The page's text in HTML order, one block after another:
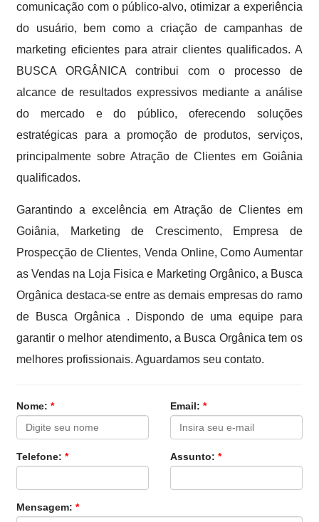
comunicação com o público-alvo, otimizar a experiência
do usuário, bem como a criação de campanhas de
marketing eficientes para atrair clientes qualificados. A
BUSCA ORGÂNICA contribui com o processo de
alcance de resultados expressivos mediante a análise
do mercado e do público, oferecendo soluções
estratégicas para a promoção de produtos, serviços,
principalmente sobre Atração de Clientes em Goiânia
qualificados.
Garantindo a excelência em Atração de Clientes em
Goiânia, Marketing de Crescimento, Empresa de
Prospecção de Clientes, Venda Online, Como Aumentar
as Vendas na Loja Fisica e Marketing Orgânico, a Busca
Orgânica destaca-se entre as demais empresas do ramo
de Busca Orgânica . Dispondo de uma equipe para
garantir o melhor atendimento, a Busca Orgânica tem os
melhores profissionais. Aguardamos seu contato.
Nome:* Email: *
Telefone:* Assunto: *
Mensagem:*